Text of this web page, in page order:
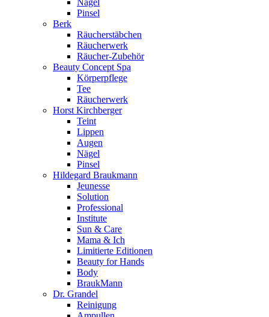
Nägel
Pinsel
Berk
Räucherstäbchen
Räucherwerk
Räucher-Zubehör
Beauty Concept Spa
Körperpflege
Tee
Räucherwerk
Horst Kirchberger
Teint
Lippen
Augen
Nägel
Pinsel
Hildegard Braukmann
Jeunesse
Solution
Professional
Institute
Sun & Care
Mama & Ich
Limitierte Editionen
Beauty for Hands
Body
BraukMann
Dr. Grandel
Reinigung